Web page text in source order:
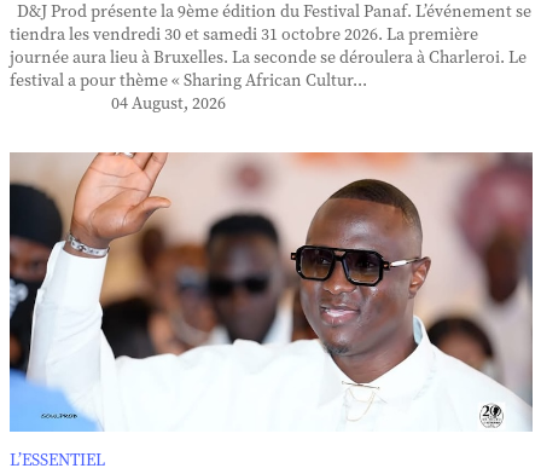
D&J Prod présente la 9ème édition du Festival Panaf. L’événement se
tiendra les vendredi 30 et samedi 31 octobre 2026. La première
journée aura lieu à Bruxelles. La seconde se déroulera à Charleroi. Le
festival a pour thème « Sharing African Cultur...
04 August, 2026
L’ESSENTIEL